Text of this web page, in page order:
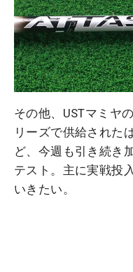
その他、USTマミヤ
リーズで供給された
ど、今週も引き続き
テスト。主に実戦投
いきたい。